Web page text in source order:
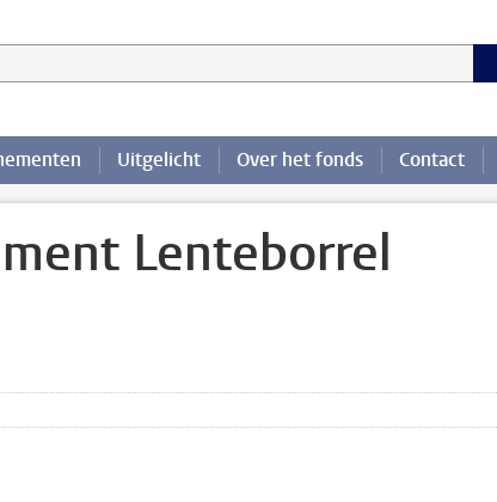
Uitgelicht Over het fonds Contact
Lenteborrel